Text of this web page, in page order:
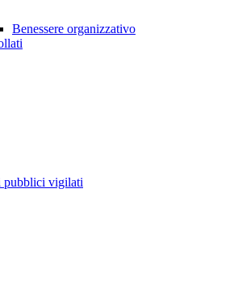
Benessere organizzativo
pubblici vigilati